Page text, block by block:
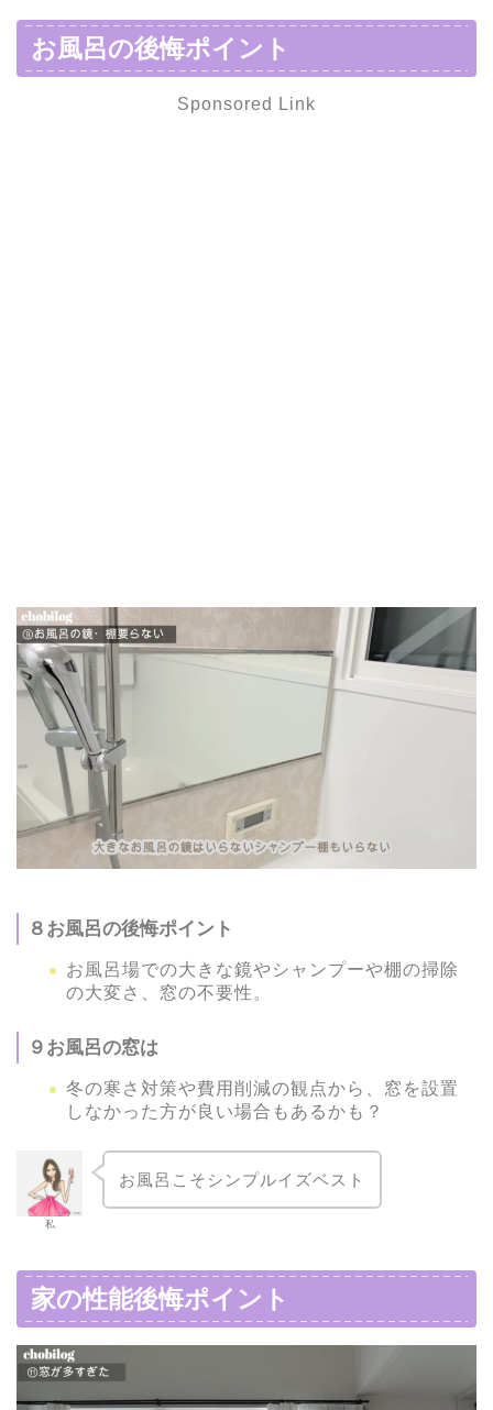
お風呂の後悔ポイント
Sponsored Link
８お風呂の後悔ポイント
お風呂場での大きな鏡やシャンプーや棚の掃除
の大変さ、窓の不要性。
９お風呂の窓は
冬の寒さ対策や費用削減の観点から、窓を設置
しなかった方が良い場合もあるかも？
私
お風呂こそシンプルイズベスト
家の性能後悔ポイント